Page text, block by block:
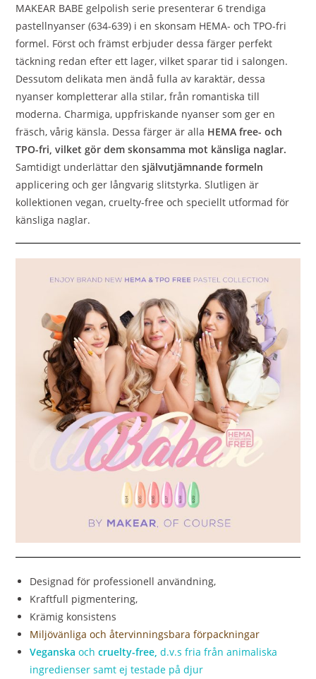
MAKEAR BABE gelpolish serie presenterar 6 trendiga
pastellnyanser (634-639) i en skonsam HEMA- och TPO-fri
formel. Först och främst erbjuder dessa färger perfekt
täckning redan efter ett lager, vilket sparar tid i salongen.
Dessutom delikata men ändå fulla av karaktär, dessa
nyanser kompletterar alla stilar, från romantiska till
moderna. Charmiga, uppfriskande nyanser som ger en
fräsch, vårig känsla. Dessa färger är alla HEMA free- och
TPO-fri, vilket gör dem skonsamma mot känsliga naglar.
Samtidigt underlättar densjälvutjämnande formeln
applicering och ger långvarig slitstyrka. Slutligen är
kollektionen vegan, cruelty-free och speciellt utformad för
känsliga naglar.
Designad för professionell användning,
Kraftfull pigmentering,
Krämig konsistens
Miljövänliga och återvinningsbara förpackningar
Veganskaoch cruelty-free,d.v.s fria från animaliska
ingredienser samt ej testade på djur